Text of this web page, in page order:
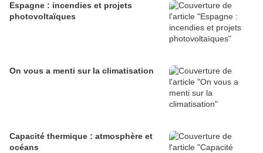
Espagne : incendies et projets
photovoltaïques
On vous a menti sur la climatisation
Capacité thermique : atmosphère et
océans